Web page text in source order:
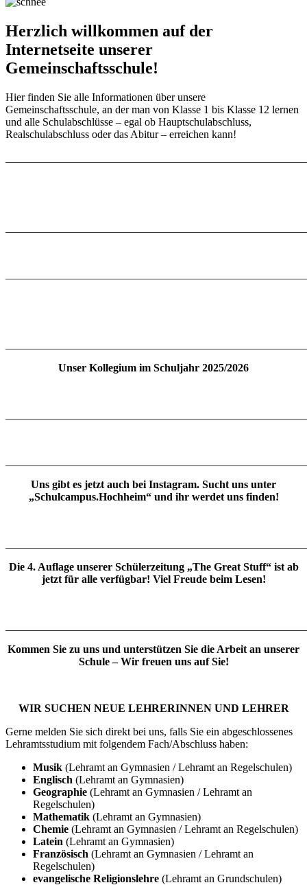
Herzlich willkommen auf der
Internetseite unserer
Gemeinschaftsschule!
Hier finden Sie alle Informationen über unsere
Gemeinschaftsschule, an der man von Klasse 1 bis Klasse 12 lernen
und alle Schulabschlüsse – egal ob Hauptschulabschluss,
Realschulabschluss oder das Abitur – erreichen kann!
Unser Kollegium im Schuljahr 2025/2026
Uns gibt es jetzt auch bei Instagram. Sucht uns unter
„Schulcampus.Hochheim“ und ihr werdet uns finden!
Die 4. Auflage unserer Schülerzeitung „The Great Stuff“ ist ab
jetzt für alle verfügbar! Viel Freude beim Lesen!
Kommen Sie zu uns und unterstützen Sie die Arbeit an unserer
Schule – Wir freuen uns auf Sie!
WIR SUCHEN NEUE LEHRERINNEN UND LEHRER
Gerne melden Sie sich direkt bei uns, falls Sie ein abgeschlossenes
Lehramtsstudium mit folgendem Fach/Abschluss haben:
Musik (Lehramt an Gymnasien / Lehramt an Regelschulen)
Englisch (Lehramt an Gymnasien)
Geographie (Lehramt an Gymnasien / Lehramt an
Regelschulen)
Mathematik (Lehramt an Gymnasien)
Chemie (Lehramt an Gymnasien / Lehramt an Regelschulen)
Latein (Lehramt an Gymnasien)
Französisch (Lehramt an Gymnasien / Lehramt an
Regelschulen)
evangelische Religionslehre (Lehramt an Grundschulen)